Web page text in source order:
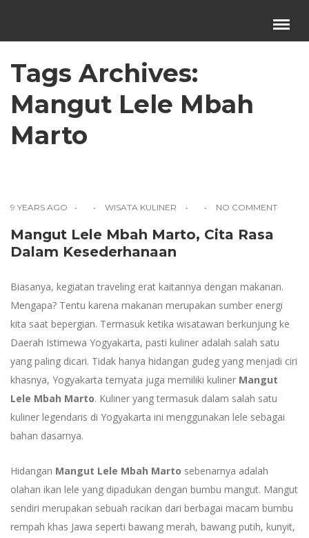
×
Beranda
Harga Sewa
Tags Archives:
Mangut Lele Mbah
Marto
9 YEARS AGO WISATA KULINER NO COMMENT
Mangut Lele Mbah Marto, Cita Rasa
Dalam Kesederhanaan
Biasanya, kegiatan traveling erat kaitannya dengan makanan.
Mengapa? Tentu karena makanan merupakan sumber energi
kita saat bepergian. Termasuk ketika wisatawan berkunjung ke
Daerah Istimewa Yogyakarta, pasti kuliner adalah salah satu
yang paling dicari. Tidak hanya hidangan gudeg yang menjadi ciri
khasnya, Yogyakarta ternyata juga memiliki kuliner Mangut
Lele Mbah Marto. Kuliner yang termasuk dalam salah satu
kuliner legendaris di Yogyakarta ini menggunakan lele sebagai
bahan dasarnya.
Hidangan Mangut Lele Mbah Marto sebenarnya adalah
olahan ikan lele yang dipadukan dengan bumbu mangut. Mangut
sendiri merupakan sebuah racikan dari berbagai macam bumbu
rempah khas Jawa seperti bawang merah, bawang putih, kunyit,